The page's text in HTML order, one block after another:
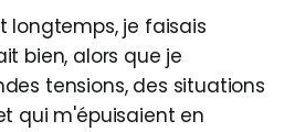
longtemps, je faisais
bien, alors que je
tensions, des situations
qui m'épuisaient en